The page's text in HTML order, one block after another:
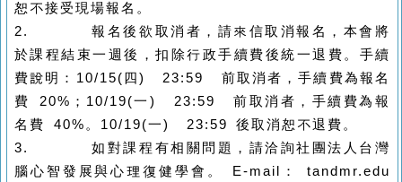
恕不接受現場報名。
2.報名後欲取消者，請來信取消報名，本會將
於課程結束一週後，扣除行政手續費後統一退費。手續
費說明： 10/15( 四 ) 23:59 前取消者，手續費為報名
費
20% ； 10/19(一 ) 23:59前取消者，手續費為報
名費
40% 。 10/19(一) 23:59後取消恕不退費。
3.如對課程有相關問題，請洽詢社團法人台灣
腦心智發展與心理復健學會。
E-mail ：
tandmr.edu